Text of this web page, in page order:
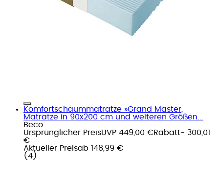
Komfortschaummatratze »Grand Master,
Matratze in 90x200 cm und weiteren Größen...
Beco
Ursprünglicher PreisUVP 449,00 €Rabatt- 300,01
€
Aktueller Preisab 148,99 €
( 4 )